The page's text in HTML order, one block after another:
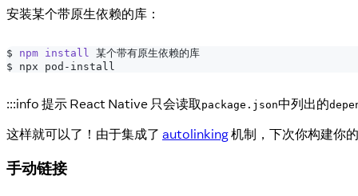
安装某个带原生依赖的库：
$ npm install
某个带有原生依赖的库
$ npx pod-install
:::info 提示 React Native 只会读取 package.json中列出的
这样就可以了！由于集成了 autolinking机制，下次你构建你
手动链接